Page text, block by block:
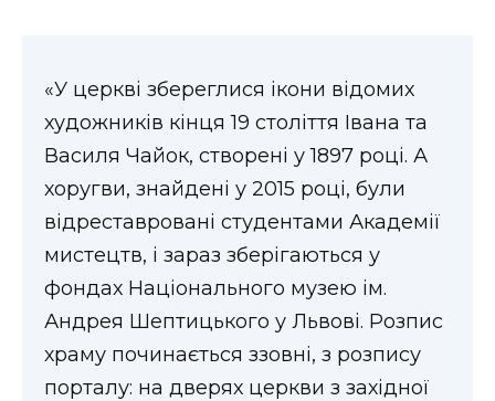
«У церкві збереглися ікони відомих
художників кінця 19 століття Івана та
Василя Чайок, створені у 1897 році. А
хоругви, знайдені у 2015 році, були
відреставровані студентами Академії
мистецтв, і зараз зберігаються у
фондах Національного музею ім.
Андрея Шептицького у Львові. Розпис
храму починається ззовні, з розпису
порталу: на дверях церкви з західної